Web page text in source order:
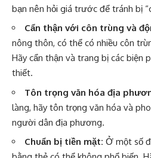
bạn nên hỏi giá trước để tránh bị
Cẩn thận với côn trùng và
nông thôn, có thể có nhiều côn
Hãy cẩn thận và trang bị các biện
thiết.
Tôn trọng văn hóa địa
làng, hãy tôn trọng văn hóa và
người dân địa phương.
Chuẩn bị tiền mặt: Ở một số